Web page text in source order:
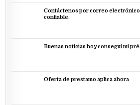
Contáctenos por correo
confiable.
Buenas noticias hoy conseguí mi
Oferta de prestamo aplica ahora